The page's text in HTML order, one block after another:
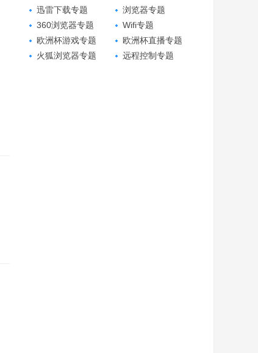
迅雷下载专题
浏览器专题
360浏览器专题
Wifi专题
欧洲杯游戏专题
欧洲杯直播专题
火狐浏览器专题
远程控制专题